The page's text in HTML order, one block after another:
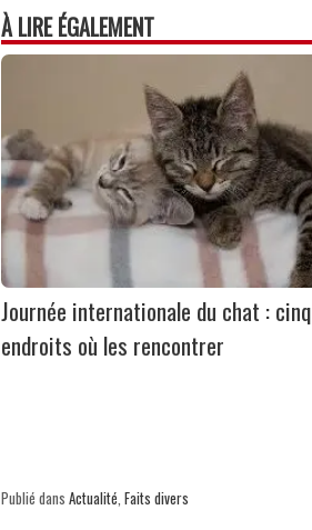
À LIRE ÉGALEMENT
Journée internationale du chat : cinq
endroits où les rencontrer
Publié dans Actualité Faits divers